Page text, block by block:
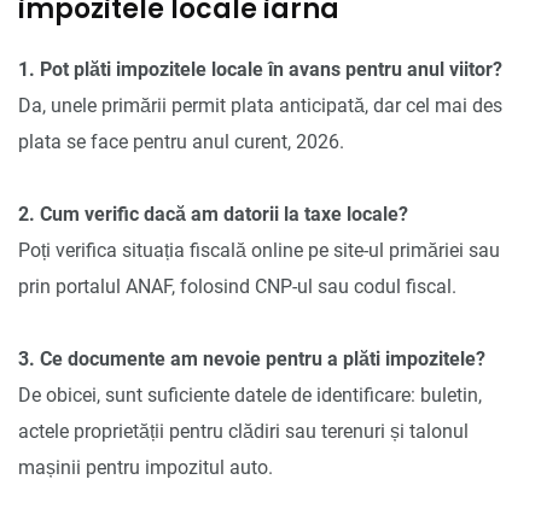
impozitele locale iarna
1. Pot plăti impozitele locale în avans pentru anul viitor?
Da, unele primării permit plata anticipată, dar cel mai des
plata se face pentru anul curent, 2026.
2. Cum verific dacă am datorii la taxe locale?
Poți verifica situația fiscală online pe site-ul primăriei sau
prin portalul ANAF, folosind CNP-ul sau codul fiscal.
3. Ce documente am nevoie pentru a plăti impozitele?
De obicei, sunt suficiente datele de identificare: buletin,
actele proprietății pentru clădiri sau terenuri și talonul
mașinii pentru impozitul auto.